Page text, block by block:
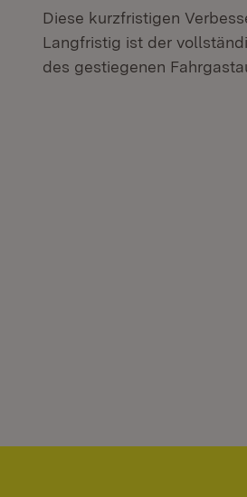
Diese kurzfristigen
Langfristig ist der
des gestiegenen